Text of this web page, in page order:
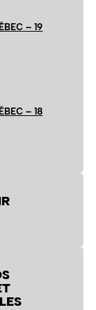
– 19
– 18